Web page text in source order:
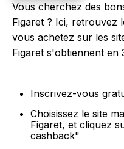
Vous cherchez des
Figaret ? Ici, retrouvez
vous achetez sur les
Figaret s'obtiennent en
Inscrivez-vous
Choisissez le site
Figaret, et cliquez
cashback"